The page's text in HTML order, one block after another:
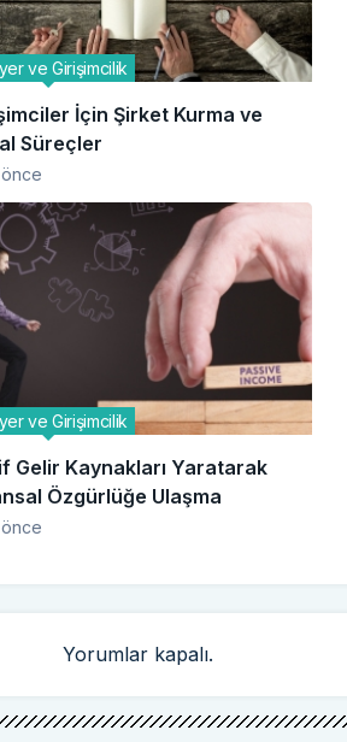
İçin Şirket Kurma ve
Süreçler
ve Girişimcilik
Gelir Kaynakları Yaratarak
Özgürlüğe Ulaşma
ve Girişimcilik
Yorumlar kapalı.